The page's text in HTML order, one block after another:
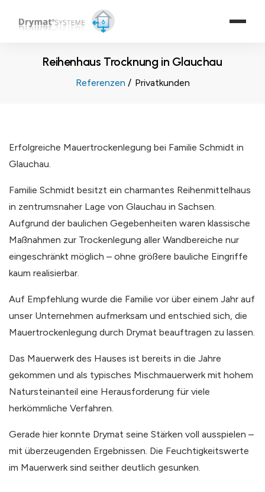
Reihenhaus Trocknung in Glauchau
Referenzen Privatkunden
Erfolgreiche Mauertrockenlegung bei Familie Schmidt in
Glauchau.
Familie Schmidt besitzt ein charmantes Reihenmittelhaus
in zentrumsnaher Lage von Glauchau in Sachsen.
Aufgrund der baulichen Gegebenheiten waren klassische
Maßnahmen zur Trockenlegung aller Wandbereiche nur
eingeschränkt möglich – ohne größere bauliche Eingriffe
kaum realisierbar.
Auf Empfehlung wurde die Familie vor über einem Jahr auf
unser Unternehmen aufmerksam und entschied sich, die
Mauertrockenlegung durch Drymat beauftragen zu lassen.
Das Mauerwerk des Hauses ist bereits in die Jahre
gekommen und als typisches Mischmauerwerk mit hohem
Natursteinanteil eine Herausforderung für viele
herkömmliche Verfahren.
Gerade hier konnte Drymat seine Stärken voll ausspielen –
mit überzeugenden Ergebnissen. Die Feuchtigkeitswerte
im Mauerwerk sind seither deutlich gesunken.